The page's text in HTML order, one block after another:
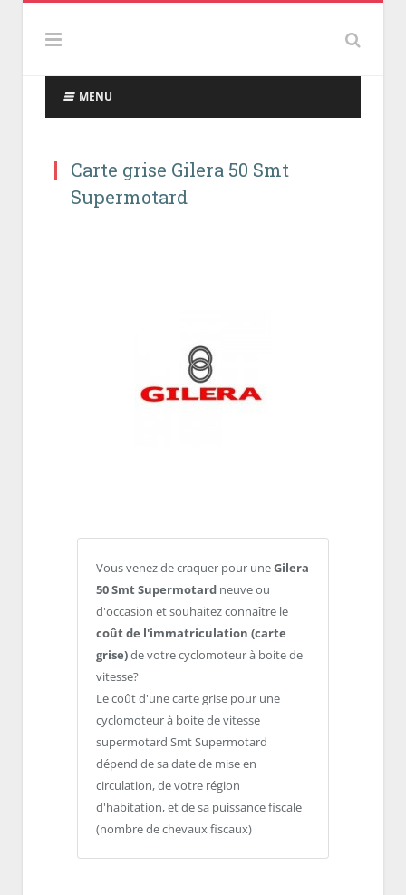
MENU
Carte grise Gilera 50 Smt
Supermotard
Vous venez de craquer pour uneGilera
50 Smt Supermotard neuve ou
d'occasion et souhaitez connaître le
coût de l'immatriculation (carte
grise)de votre cyclomoteur à boite de
vitesse?
Le coût d'une carte grise pour une
cyclomoteur à boite de vitesse
supermotard Smt Supermotard
dépend de sa date de mise en
circulation, de votre région
d'habitation, et de sa puissance fiscale
(nombre de chevaux fiscaux)